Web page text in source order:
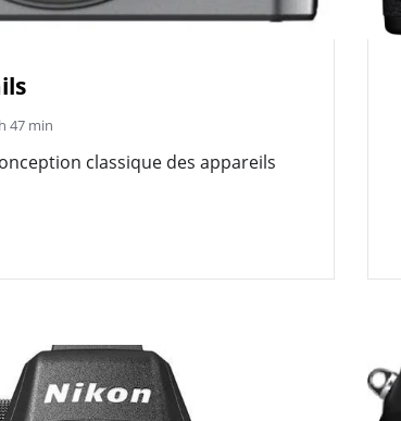
47 min
classique des appareils